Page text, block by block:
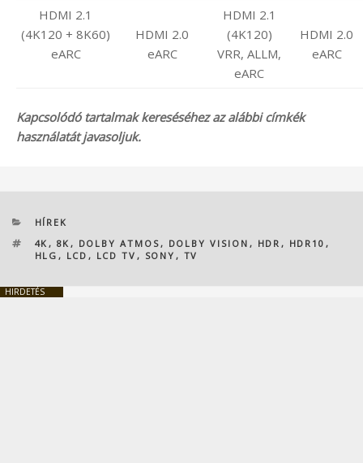
HDMI 2.1
(4K120 + 8K60)
eARC
HDMI 2.0
eARC
HDMI 2.1
(4K120)
VRR, ALLM,
eARC
HDMI 2.0
eARC
Kapcsolódó tartalmak kereséséhez az alábbi címkék
használatát javasoljuk.
KATEGÓRIÁK
HÍREK
CÍMKÉK
4K , 8K , DOLBY ATMOS, DOLBY VISION , HDR , HDR10 ,
HLG , LCD , LCD TV , SONY , TV
HIRDETÉS